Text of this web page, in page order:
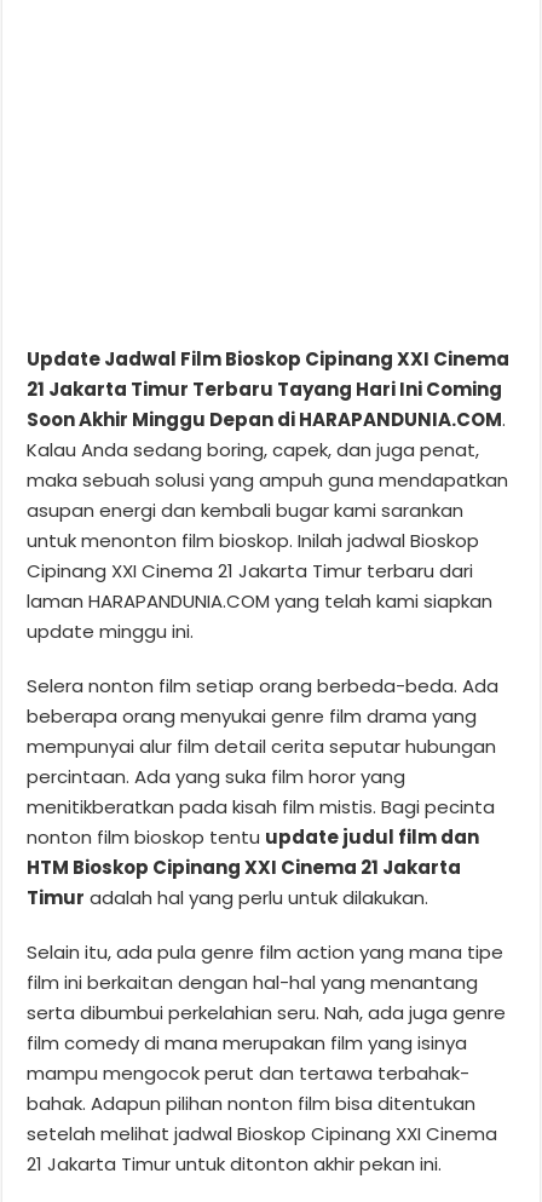
Update Jadwal Film Bioskop Cipinang XXI Cinema
21 Jakarta Timur Terbaru Tayang Hari Ini Coming
Soon Akhir Minggu Depan di HARAPANDUNIA.COM.
Kalau Anda sedang boring, capek, dan juga penat,
maka sebuah solusi yang ampuh guna mendapatkan
asupan energi dan kembali bugar kami sarankan
untuk menonton film bioskop. Inilah jadwal Bioskop
Cipinang XXI Cinema 21 Jakarta Timur terbaru dari
laman HARAPANDUNIA.COM yang telah kami siapkan
update minggu ini.
Selera nonton film setiap orang berbeda-beda. Ada
beberapa orang menyukai genre film drama yang
mempunyai alur film detail cerita seputar hubungan
percintaan. Ada yang suka film horor yang
menitikberatkan pada kisah film mistis. Bagi pecinta
nonton film bioskop tentu update judul film dan
HTM Bioskop Cipinang XXI Cinema 21 Jakarta
Timur adalah hal yang perlu untuk dilakukan.
Selain itu, ada pula genre film action yang mana tipe
film ini berkaitan dengan hal-hal yang menantang
serta dibumbui perkelahian seru. Nah, ada juga genre
film comedy di mana merupakan film yang isinya
mampu mengocok perut dan tertawa terbahak-
bahak. Adapun pilihan nonton film bisa ditentukan
setelah melihat jadwal Bioskop Cipinang XXI Cinema
21 Jakarta Timur untuk ditonton akhir pekan ini.